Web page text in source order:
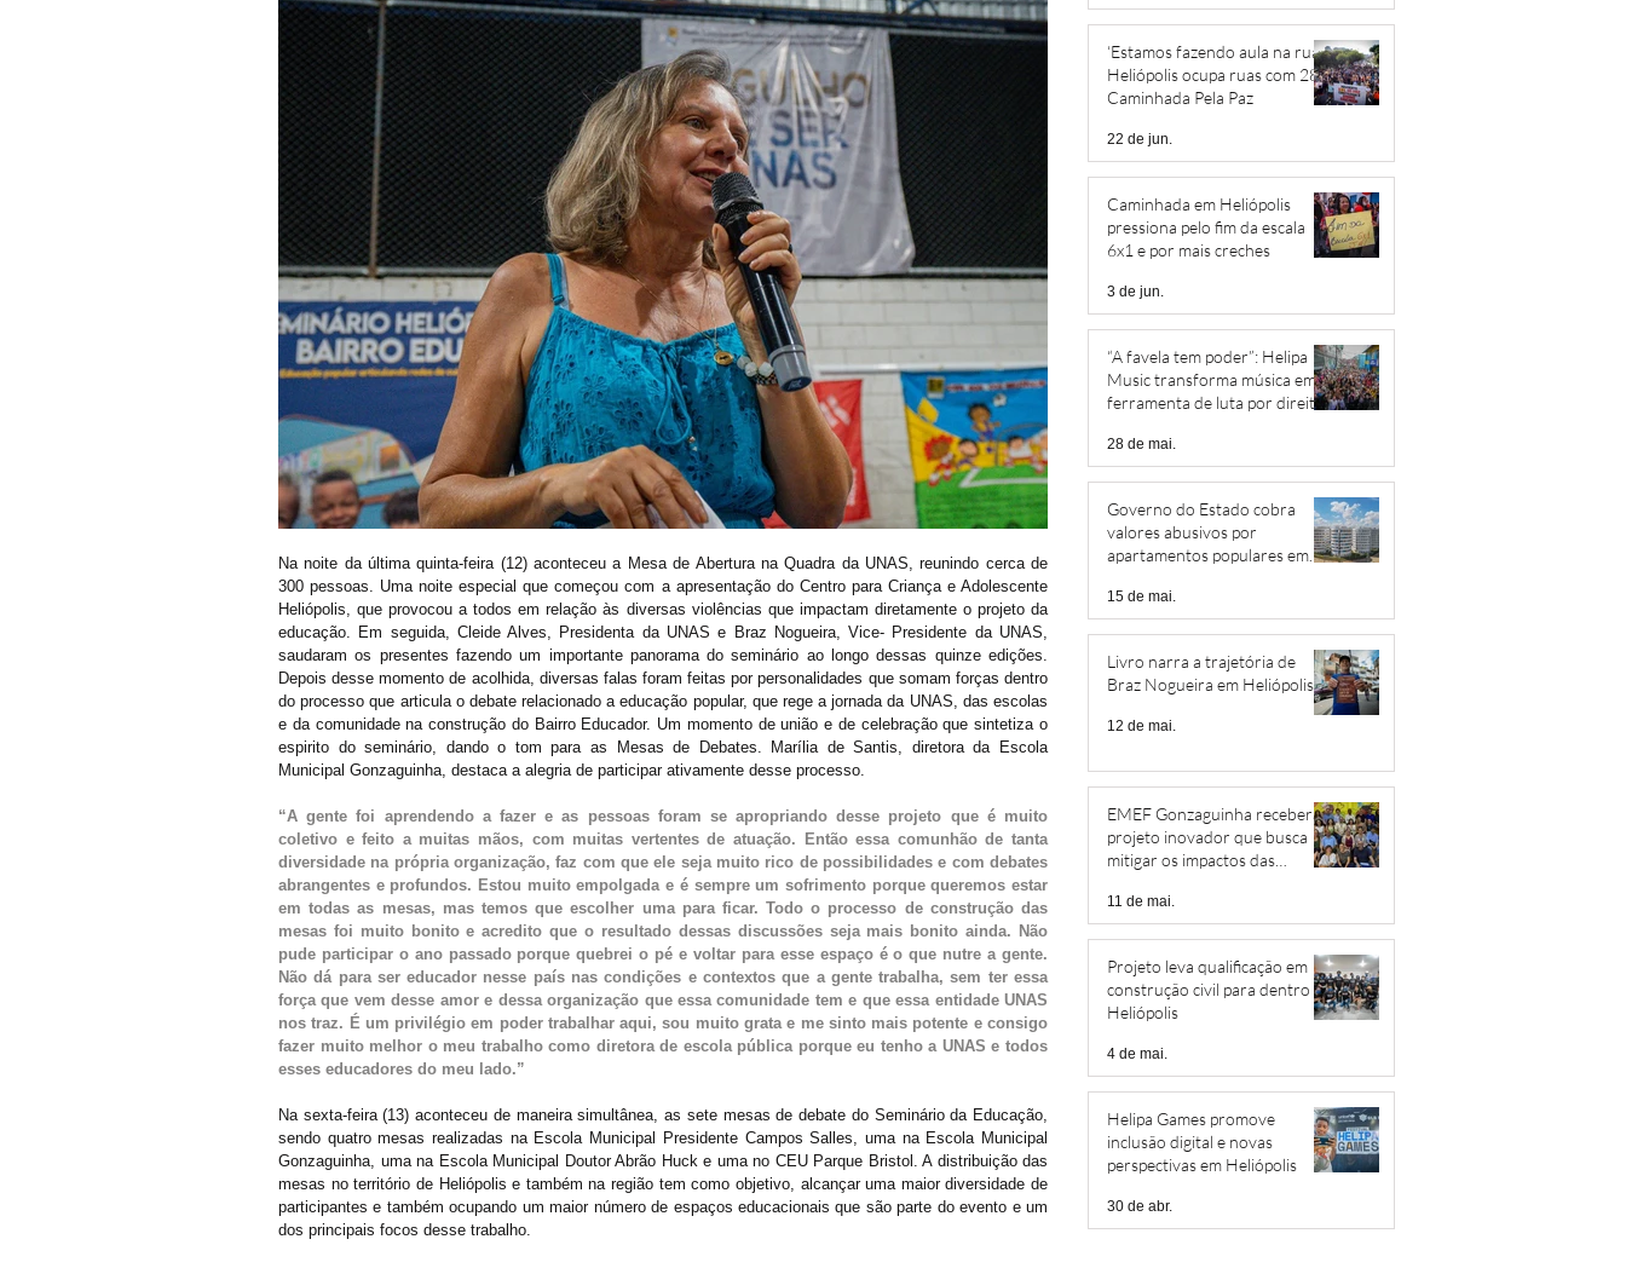
Na noite da última quinta-feira (12) aconteceu a Mesa de Abertura na Quadra da UNAS, reunindo cerca de
300 pessoas. Uma noite especial que começou com a apresentação do Centro para Criança e Adolescente
Heliópolis, que provocou a todos em relação às diversas violências que impactam diretamente o projeto da
educação. Em seguida, Cleide Alves, Presidenta da UNAS e Braz Nogueira, Vice- Presidente da UNAS,
saudaram os presentes fazendo um importante panorama do seminário ao longo dessas quinze edições.
Depois desse momento de acolhida, diversas falas foram feitas por personalidades que somam forças dentro
do processo que articula o debate relacionado a educação popular, que rege a jornada da UNAS, das escolas
e da comunidade na construção do Bairro Educador. Um momento de união e de celebração que sintetiza o
espirito do seminário, dando o tom para as Mesas de Debates. Marília de Santis, diretora da Escola
Municipal Gonzaguinha, destaca a alegria de participar ativamente desse processo.
“A gente foi aprendendo a fazer e as pessoas foram se apropriando desse projeto que é muito
coletivo e feito a muitas mãos, com muitas vertentes de atuação. Então essa comunhão de tanta
diversidade na própria organização, faz com que ele seja muito rico de possibilidades e com debates
abrangentes e profundos. Estou muito empolgada e é sempre um sofrimento porque queremos estar
em todas as mesas, mas temos que escolher uma para ficar. Todo o processo de construção das
mesas foi muito bonito e acredito que o resultado dessas discussões seja mais bonito ainda. Não
pude participar o ano passado porque quebrei o pé e voltar para esse espaço é o que nutre a gente.
Não dá para ser educador nesse país nas condições e contextos que a gente trabalha, sem ter essa
força que vem desse amor e dessa organização que essa comunidade tem e que essa entidade UNAS
nos traz. É um privilégio em poder trabalhar aqui, sou muito grata e me sinto mais potente e consigo
fazer muito melhor o meu trabalho como diretora de escola pública porque eu tenho a UNAS e todos
esses educadores do meu lado.”
Na sexta-feira (13) aconteceu de maneira simultânea, as sete mesas de debate do Seminário da Educação,
sendo quatro mesas realizadas na Escola Municipal Presidente Campos Salles, uma na Escola Municipal
Gonzaguinha, uma na Escola Municipal Doutor Abrão Huck e uma no CEU Parque Bristol. A distribuição das
mesas no território de Heliópolis e também na região tem como objetivo, alcançar uma maior diversidade de
participantes e também ocupando um maior número de espaços educacionais que são parte do evento e um
dos principais focos desse trabalho.
‘Estamos fazendo aula na rua’:
Heliópolis ocupa ruas com 28ª
Caminhada Pela Paz
22 de jun.
Caminhada em Heliópolis
pressiona pelo fim da escala
6x1 e por mais creches
3 de jun.
“A favela tem poder”: Helipa
Music transforma música em
ferramenta de luta por direitos
28 de mai.
Governo do Estado cobra
valores abusivos por
apartamentos populares em
15 de mai.
Livro narra a trajetória de
Braz Nogueira em Heliópolis
12 de mai.
EMEF Gonzaguinha receberá
projeto inovador que busca
mitigar os impactos das
11 de mai.
Projeto leva qualificação em
construção civil para dentro de
Heliópolis
4 de mai.
Helipa Games promove
inclusão digital e novas
perspectivas em Heliópolis
30 de abr.